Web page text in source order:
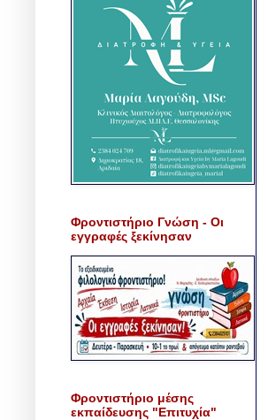
Φροντιστήριο Γνώση - Οι
εγγραφές ξεκίνησαν
Φροντιστήριο μέσης
εκπαίδευσης "Επιτυχία"